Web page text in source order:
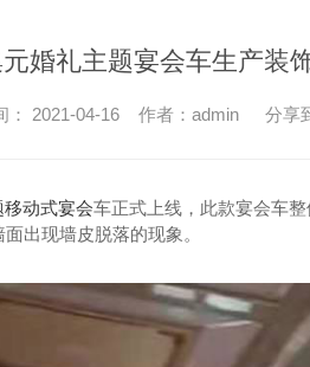
婚礼主题宴会车生产装
： 2021-04-16 作者：admin 分享
移动式宴会车正式上线，此款宴会车
出现墙皮脱落的现象。